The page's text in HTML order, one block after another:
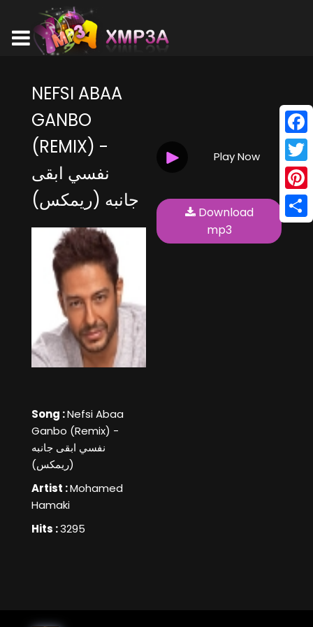
NEFSI ABAA
GANBO
(REMIX) -
نفسي ابقى
جانبه (ريمكس)
Song :Nefsi Abaa
Ganbo (Remix) -
نفسي ابقى جانبه
(ريمكس)
Artist :Mohamed
Hamaki
Hits :3295
Play Now
Download
mp3